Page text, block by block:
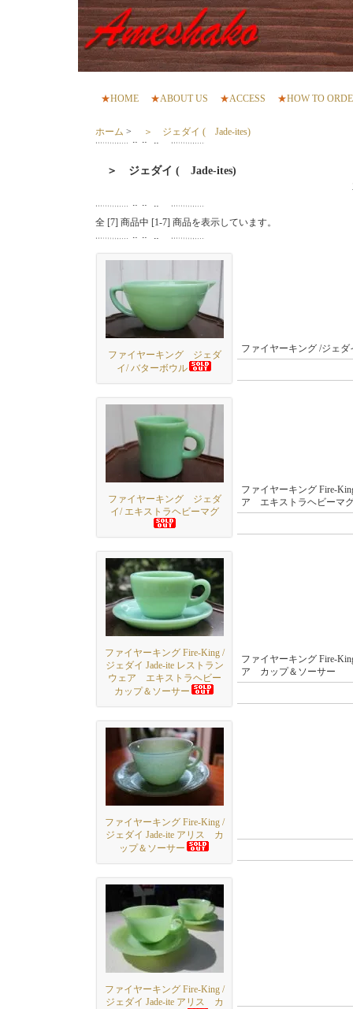
★HOME ★ABOUT US ★ACCESS ★HOW TO
ホーム > ＞ ジェダイ ( Jade-ites)
＞ ジェダイ ( Jade-ites)
全 [7] 商品中 [1-7] 商品を表示しています。
ファイヤーキング ジェダ
イ/ バターボウル
ファイヤーキング /ジェ
ファイヤーキング ジェダ
イ/ エキストラヘビーマグ
ファイヤーキング
ア エキストラヘビーマ
ファイヤーキング Fire‐King /
ジェダイ Jade-ite レストラン
ウェア エキストラヘビー
カップ＆ソーサー
ファイヤーキング
ア カップ＆ソーサー
ファイヤーキング Fire‐King /
ジェダイ Jade-ite アリス カ
ップ＆ソーサー
ファイヤーキング Fire‐King /
ジェダイ Jade-ite アリス カ